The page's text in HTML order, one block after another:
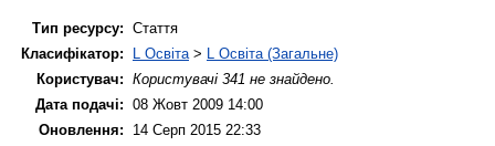
Тип ресурсу: Стаття
Класифікатор:
L Освіта > L Освіта (Загальне)
Користувач: Користувачі 341 не знайдено.
Дата подачі: 08 Жовт 2009 14:00
Оновлення:
14 Серп 2015 22:33